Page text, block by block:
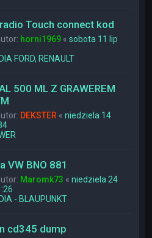
Touch connect kod
horni1969 «sobota 11 lip
FORD, RENAULT
500 ML Z GRAWEREM
DEKSTER «niedziela 14
VW BNO 881
Maromk73 «niedziela 24
- BLAUPUNKT
cd345 dump